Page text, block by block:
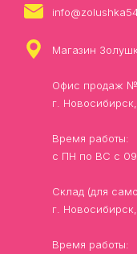
Магазин
Офис продаж
г.
Время работы:
с ПН по ВС с
Склад (для
г.
Время работы: